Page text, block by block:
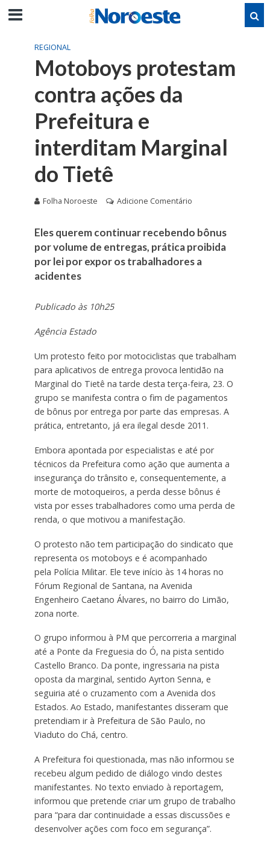
REGIONAL
Motoboys protestam
contra ações da
Prefeitura e
interditam Marginal
do Tietê
Folha Noroeste Adicione Comentário
Eles querem continuar recebendo bônus
por volume de entregas, prática proibida
por lei por expor os trabalhadores a
acidentes
Publicado às 10h25
Agência Estado
Um protesto feito por motociclistas que trabalham
para aplicativos de entrega provoca lentidão na
Marginal do Tietê na tarde desta terça-feira, 23. O
grupo se manifesta contra o fim de pagamentos
de bônus por entrega por parte das empresas. A
prática, entretanto, já era ilegal desde 2011.
Embora apontada por especialistas e até por
técnicos da Prefeitura como ação que aumenta a
insegurança do trânsito e, consequentemente, a
morte de motoqueiros, a perda desse bônus é
vista por esses trabalhadores como uma perda de
renda, o que motivou a manifestação.
O protesto não tem participação do sindicato que
representa os motoboys e é acompanhado
pela Polícia Militar. Ele teve início às 14 horas no
Fórum Regional de Santana, na Avenida
Engenheiro Caetano Álvares, no bairro do Limão,
zona norte.
O grupo informou à PM que percorreria a marginal
até a Ponte da Freguesia do Ó, na pista sentido
Castello Branco. Da ponte, ingressaria na pista
oposta da marginal, sentido Ayrton Senna, e
seguiria até o cruzamento com a Avenida dos
Estados. Ao Estado, manifestantes disseram que
pretendiam ir à Prefeitura de São Paulo, no
Viaduto do Chá, centro.
A Prefeitura foi questionada, mas não informou se
recebeu algum pedido de diálogo vindo destes
manifestantes. No texto enviado à reportagem,
informou que pretende criar um grupo de trabalho
para “para dar continuidade a essas discussões e
desenvolver ações com foco em segurança”.